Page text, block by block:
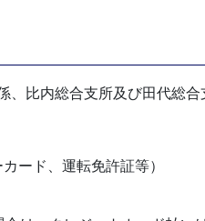
比内総合支所及び田代総合
ード、運転免許証等）